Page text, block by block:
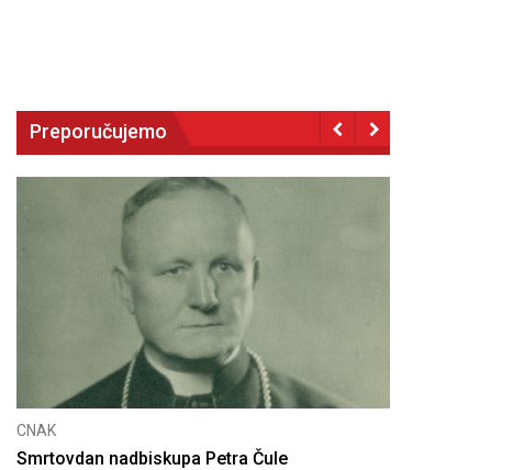
Preporučujemo
Deseta obljetnica poništenja komunističke